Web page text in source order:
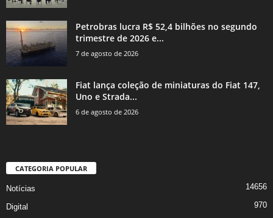
Petrobras lucra R$ 52,4 bilhões no segundo
trimestre de 2026 e...
7 de agosto de 2026
Fiat lança coleção de miniaturas do Fiat 147,
Uno e Strada...
6 de agosto de 2026
CATEGORIA POPULAR
Notícias 14656
Digital 970